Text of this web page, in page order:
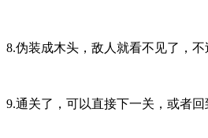
8.伪装成木头，敌人就看不见了，不
9.通关了，可以直接下一关，或者